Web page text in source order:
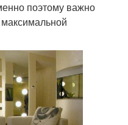
поэтому важно